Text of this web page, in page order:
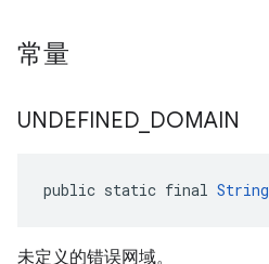
常量
UNDEFINED DOMAIN
public static final String
未定义的错误网域。